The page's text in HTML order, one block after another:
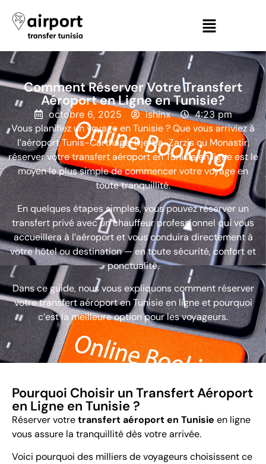
Comment Réserver Votre Transfert
Aéroport en Ligne en Tunisie?
octobre 6, 2025 ishinx 4:23 pm
Vous planifiez un voyage en Tunisie ? Que vous arriviez à
l’aéroport Tunis-Carthage, Djerba-Zarzis ou Monastir,
réserver votre transfert aéroport en Tunisie en ligne est le
moyen le plus simple de commencer votre voyage en
toute tranquillité.
En quelques étapes simples, vous pouvez réserver un
transfert privé avec un chauffeur professionnel qui vous
accueillera à l’aéroport et vous conduira directement à
votre hôtel ou destination — en toute sécurité, confort et
ponctualité.
Dans ce guide, nous vous expliquons comment réserver
votre transfert aéroport en Tunisie en ligne et pourquoi
c’est la meilleure option pour les voyageurs.
Pourquoi Choisir un Transfert Aéroport
en Ligne en Tunisie ?
Réserver votretransfert aéroport en Tunisie en ligne
vous assure la tranquillité dès votre arrivée.
Voici pourquoi des milliers de voyageurs choisissent ce